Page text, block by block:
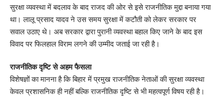
सुरक्षा व्यवस्था में बदलाव के बाद राजद की ओर से इसे राजनीतिक मुद्दा बनाया गया
था। लालू प्रसाद यादव ने उस समय सुरक्षा में कटौती को लेकर सरकार पर
सवाल उठाए थे। अब सरकार द्वारा पुरानी व्यवस्था बहाल किए जाने के बाद इस
विवाद पर फिलहाल विराम लगने की उम्मीद जताई जा रही है।
राजनीतिक दृष्टि से अहम फैसला
विशेषज्ञों का मानना है कि बिहार में प्रमुख राजनीतिक नेताओं की सुरक्षा व्यवस्था
केवल प्रशासनिक ही नहीं बल्कि राजनीतिक दृष्टि से भी महत्वपूर्ण विषय रही है।